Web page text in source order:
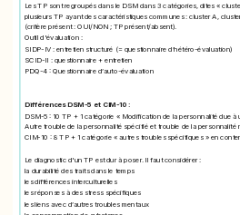
Les TP sont regroupés dans le DSM dans 3 catégories, dites «
plusieurs TP ayant des caractéristiques communes : cluster A,
(critère présent : OUI/NON ; TP présent/absent).
Outil d'évaluation :
SIDP-IV : entretien structuré (= questionnaire d’hétéro-évaluation)
SCID-II : questionnaire + entretien
PDQ-4 : Questionnaire d’auto-évaluation
Différences DSM-5 et CIM-10 :
DSM-5 : 10 TP + 1 catégorie « Modification de la personnalité due
Autre trouble de la personnalité spécifié et trouble de la personnalité
CIM-10 : 8 TP + 1 catégorie « autres troubles spécifiques » en
Le diagnostic d'un TP est dur à poser. Il faut considérer :
la durabilité des traits dans le temps
les différences interculturelles
les réponses à des stress spécifiques
les liens avec d’autres troubles mentaux